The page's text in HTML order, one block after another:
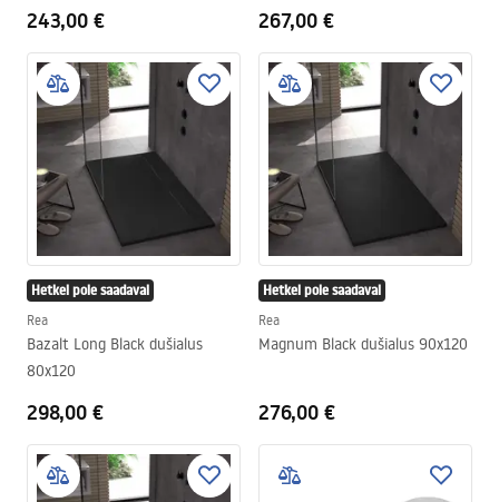
243,00 € 267,00 €
Hetkel pole saadaval
Rea
Bazalt Long Black dušialus
80x120
298,00 €
Hetkel pole saadaval
Rea
Magnum Black dušialus 90x120
276,00 €